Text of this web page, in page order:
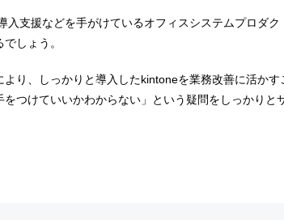
入支援などを手がけているオフィスシステムプロダク
しょう。
り、しっかりと導入したkintoneを業務改善に活か
つけていいかわからない」という疑問をしっかりと